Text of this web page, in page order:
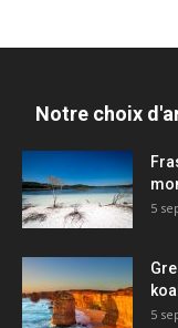
Notre choix
5
5